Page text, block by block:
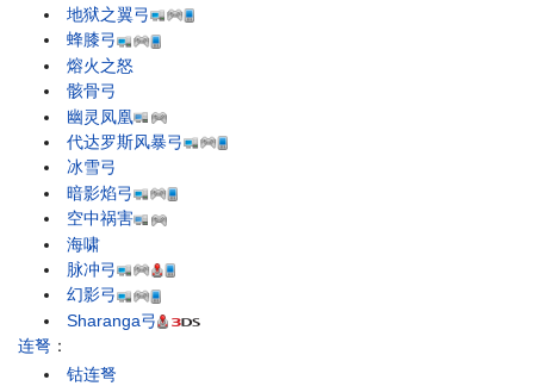
地狱之翼弓
蜂膝弓
熔火之怒
骸骨弓
幽灵凤凰
代达罗斯风暴弓
冰雪弓
暗影焰弓
空中祸害
海啸
脉冲弓
幻影弓
Sharanga弓
连弩 ：
钴连弩